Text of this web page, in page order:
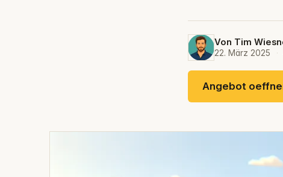
Von Tim
22. März 2025 ·
Angebot